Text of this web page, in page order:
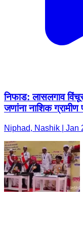
निफाड: लासलगाव
जणांना नाशिक
Niphad, Nashik | Jan